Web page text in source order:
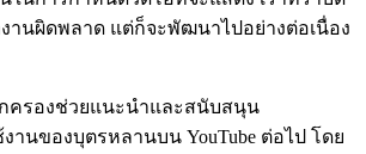
านผิดพลาด แต่ก็จะพัฒนาไปอย่างต่อเนื่อง
ครองช่วยแนะนำและสนับสนุน
านของบุตรหลานบน YouTube ต่อไป โดย